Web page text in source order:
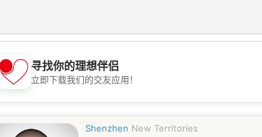
💖
寻找你的理想伴侣
立即下载我们的交友应用！
Shenzhen New Territories